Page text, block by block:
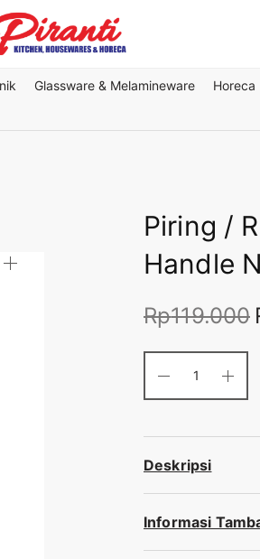
Glassware & Melamineware Horeca
Piring /
Handle
Rp119.000
Deskripsi
Informasi